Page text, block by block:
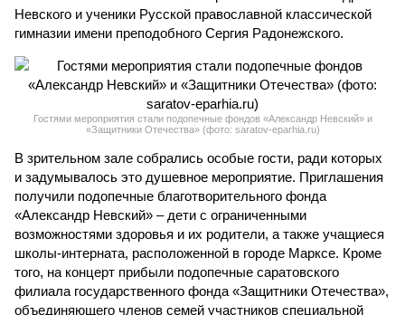
Невского и ученики Русской православной классической
гимназии имени преподобного Сергия Радонежского.
Гостями мероприятия стали подопечные фондов «Александр Невский» и
«Защитники Отечества» (фото: saratov-eparhia.ru)
В зрительном зале собрались особые гости, ради которых
и задумывалось это душевное мероприятие. Приглашения
получили подопечные благотворительного фонда
«Александр Невский» – дети с ограниченными
возможностями здоровья и их родители, а также учащиеся
школы-интерната, расположенной в городе Марксе. Кроме
того, на концерт прибыли подопечные саратовского
филиала государственного фонда «Защитники Отечества»,
объединяющего членов семей участников специальной